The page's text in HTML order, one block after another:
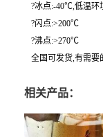
?冰点:-40℃,低温环
?闪点:>200℃
?沸点:>270℃
全国可发货,有需要
相关产品：